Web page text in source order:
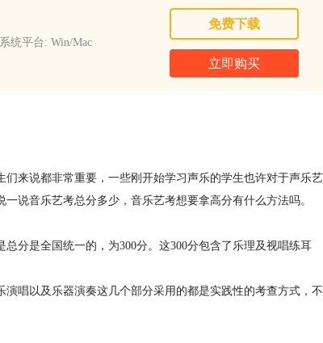
系统平台: Win/Mac
免费下载
立即购买
来说都非常重要，一些刚开始学习声乐的学生也许对于声乐艺
说音乐艺考总分多少，音乐艺考想要拿高分有什么方法吗。
分是全国统一的，为300分。这300分包含了乐理及视唱练耳
唱以及乐器演奏这几个部分采用的都是实践性的考查方式，不